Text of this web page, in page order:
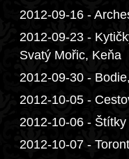
2012-09-16 -
2012-09-23 -
Svatý Mořic, Keňa
2012-09-30 -
2012-10-05 -
2012-10-06 -
2012-10-07 -